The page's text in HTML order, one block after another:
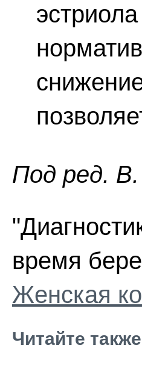
Пoд peд. В.
время
Женская
Читайте